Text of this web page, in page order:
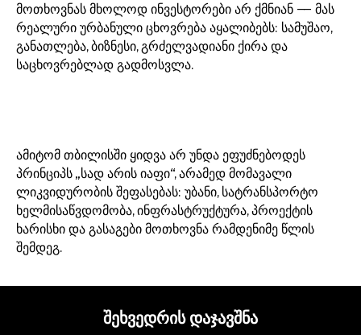
მოთხოვნას მხოლოდ ინვესტორები არ ქმნიან — მას
რეალური ურბანული ცხოვრება აყალიბებს: სამუშაო,
განათლება, ბიზნესი, გრძელვადიანი ქირა და
საცხოვრებლად გადმოსვლა.
ამიტომ თბილისში ყიდვა არ უნდა ეფუძნებოდეს
პრინციპს „სად არის იაფი“, არამედ მომავალი
ლიკვიდურობის შეფასებას: უბანი, სატრანსპორტო
ხელმისაწვდომობა, ინფრასტრუქტურა, პროექტის
ხარისხი და გასაგები მოთხოვნა რამდენიმე წლის
შემდეგ.
შეხვედრის დაჯავშნა